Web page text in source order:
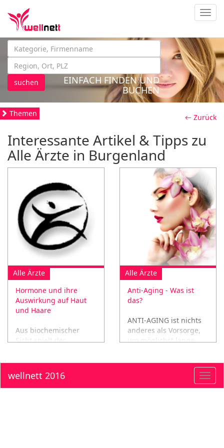
suchen
EINFACH FINDEN UND
BUCHEN
Themen ← Zurück
Interessante Artikel & Tipps zu
Alle Ärzte in Burgenland
Alle Ärzte
Hormone und ihre
Auswirkung auf Haut
und Haare
Aus biochemischer
Sicht spielt der
einer optimalen
Versorgung mit
Nährstoffen eine
wichtige Rolle für die
Alle Ärzte
Anti-Aging - Was ist
das?
ANTI-AGING ist nichts
anderes als Vorsorge,
um möglichst lange
vital zu leben!
wellnett 2016